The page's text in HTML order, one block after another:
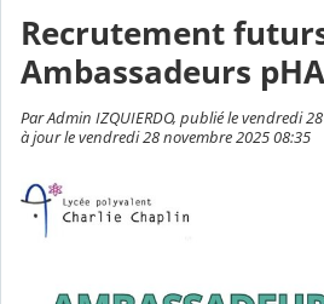
Recrutement
Ambassadeurs
Par Admin IZQUIERDO, publié le vendredi
à jour le vendredi 28 novembre 2025 08:35